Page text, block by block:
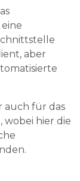
aber
auch für das
wobei hier die